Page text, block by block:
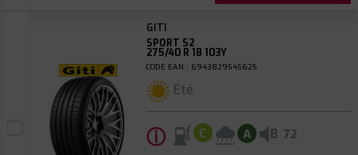
GITI
SPORT S2
275/40 R 18 103Y
CODE EAN : 6943829545625
Été
ⓘ C A B 72